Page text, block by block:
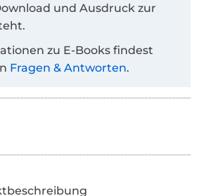
und Ausdruck zur
zu E-Books findest
Fragen & Antworten.